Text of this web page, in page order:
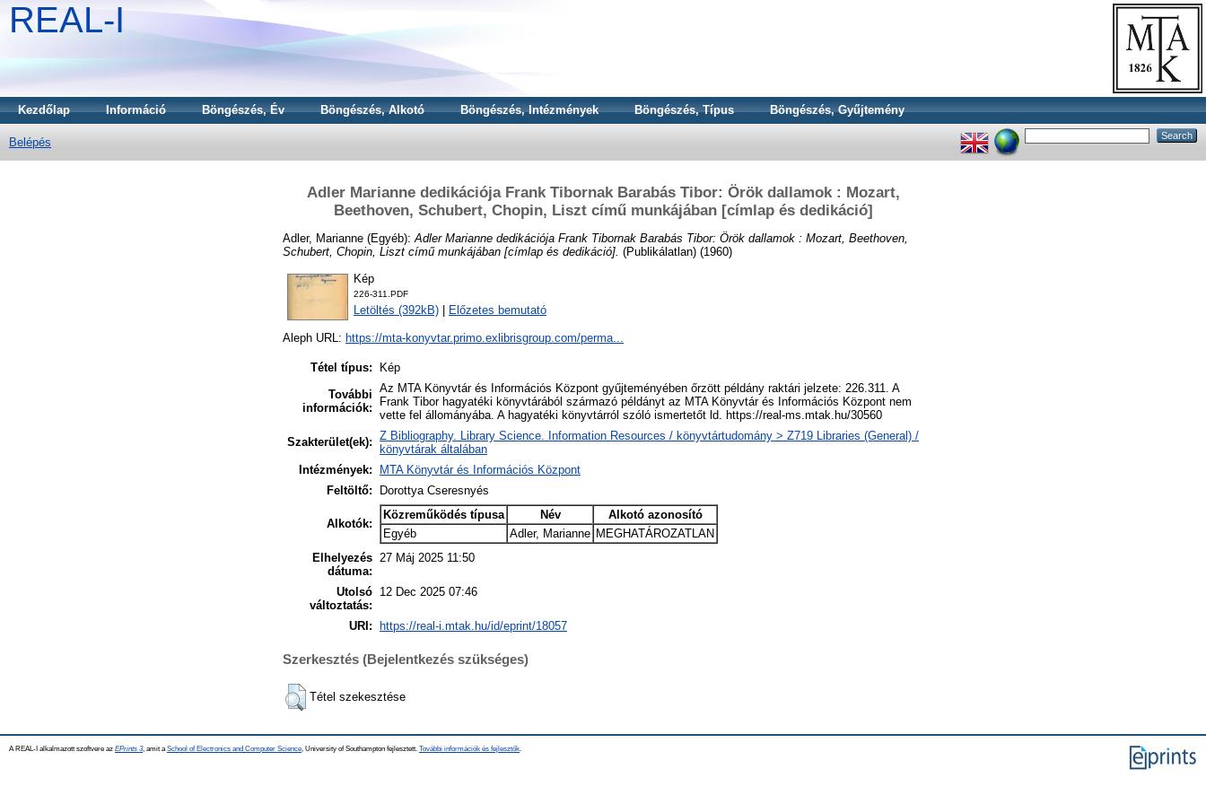
REAL-I
Kezdőlap Információ Böngészés, Év Böngészés, Alkotó Böngészés, Intézmények Böngészés, Típus Böngészés, Gyűjtemény
Belépés
Adler Marianne dedikációja Frank Tibornak Barabás Tibor: Örök dallamok : Mozart,
Beethoven, Schubert, Chopin, Liszt című munkájában [címlap és dedikáció]
Adler, Marianne (Egyéb): Adler Marianne dedikációja Frank Tibornak Barabás Tibor: Örök dallamok : Mozart, Beethoven,
Schubert, Chopin, Liszt című munkájában [címlap és dedikáció]. (Publikálatlan) (1960)
Kép
226-311.PDF
Letöltés (392kB) Előzetes bemutató
Aleph URL: https://mta-konyvtar.primo.exlibrisgroup.com/perma...
Tétel típus:
Kép
További
információk:
Az MTA Könyvtár és Információs Központ gyűjteményében őrzött példány raktári jelzete: 226.311. A
Frank Tibor hagyatéki könyvtárából származó példányt az MTA Könyvtár és Információs Központ nem
vette fel állományába. A hagyatéki könyvtárról szóló ismertetőt ld. https://real-ms.mtak.hu/30560
Szakterület(ek): Z Bibliography. Library Science. Information Resources / könyvtártudomány > Z719 Libraries (General) /
könyvtárak általában
Intézmények:
MTA Könyvtár és Információs Központ
Feltöltő:
Dorottya Cseresnyés
Alkotók:
Közreműködés típusa Név
Alkotó azonosító
Egyéb
Adler, Marianne MEGHATÁROZATLAN
Elhelyezés
dátuma:
27 Máj 2025 11:50
Utolsó
változtatás:
12 Dec 2025 07:46
URI: https://real-i.mtak.hu/id/eprint/18057
Szerkesztés (Bejelentkezés szükséges)
Tétel szekesztése
A REAL-I alkalmazott szoftvere az EPrints 3, amit a School of Electronics and Computer Science , University of Southampton fejlesztett. További információk és fejlesztők